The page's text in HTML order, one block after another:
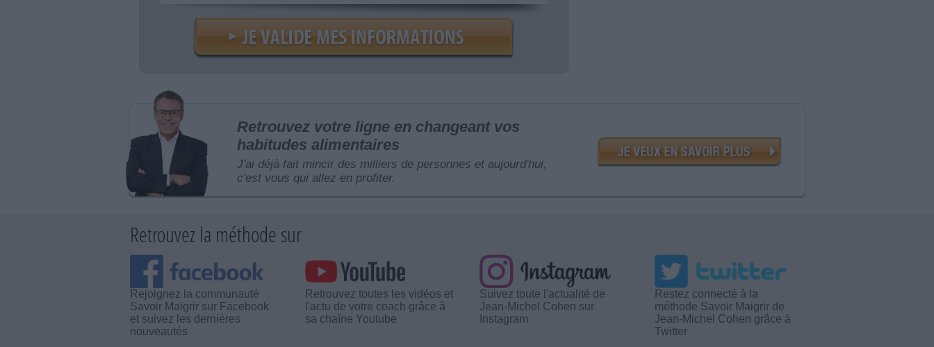
Retrouvez votre ligne en changeant vos
habitudes alimentaires
J'ai déjà fait mincir des milliers de personnes et aujourd'hui,
c'est vous qui allez en profiter.
Retrouvez la méthode sur
Rejoignez la communauté
Savoir Maigrir sur Facebook
et suivez les dernières
nouveautés
Retrouvez toutes les vidéos et
l'actu de votre coach grâce à
sa chaîne Youtube
Suivez toute l'actualité de
Jean-Michel Cohen sur
Instagram
Restez connecté à la
méthode Savoir Maigrir de
Jean-Michel Cohen grâce à
Twitter